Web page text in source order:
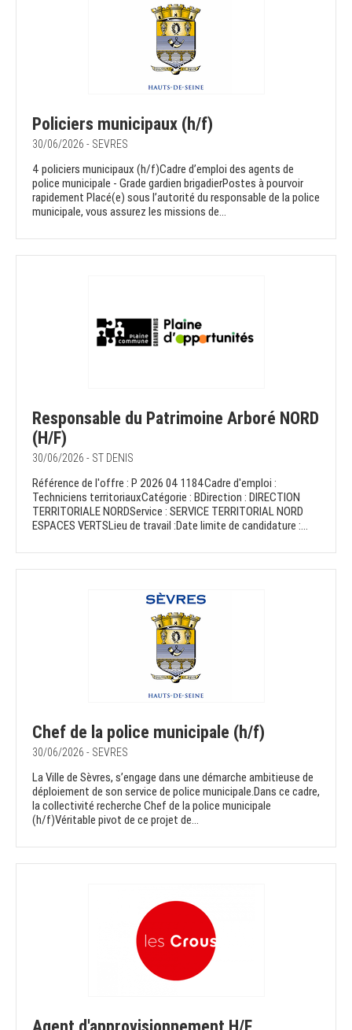
Policiers municipaux (h/f)
30/06/2026 - SEVRES
4 policiers municipaux (h/f)Cadre d’emploi des agents de
police municipale - Grade gardien brigadierPostes à pourvoir
rapidement Placé(e) sous l’autorité du responsable de la police
municipale, vous assurez les missions de...
Responsable du Patrimoine Arboré NORD
(H/F)
30/06/2026 - ST DENIS
Référence de l'offre : P 2026 04 1184Cadre d'emploi :
Techniciens territoriauxCatégorie : BDirection : DIRECTION
TERRITORIALE NORDService : SERVICE TERRITORIAL NORD
ESPACES VERTSLieu de travail :Date limite de candidature :...
Chef de la police municipale (h/f)
30/06/2026 - SEVRES
La Ville de Sèvres, s’engage dans une démarche ambitieuse de
déploiement de son service de police municipale.Dans ce cadre,
la collectivité recherche Chef de la police municipale
(h/f)Véritable pivot de ce projet de...